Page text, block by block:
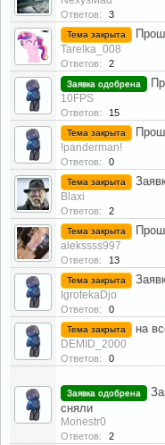
Ответов: 3
Тема закрыта
Tarelka_008
Ответов: 2
Заявка одобрена
10FPS
Ответов: 15
Тема закрыта
!panderman!
Ответов: 0
Тема закрыта
Blaxi
Ответов: 2
Тема закрыта
alekssss997
Ответов: 13
Тема закрыта
IgrotekaDjo
Ответов: 0
Тема закрыта на
DEMID_2000
Ответов: 0
Заявка одобрена
сняли
Monestr0
Ответов: 2